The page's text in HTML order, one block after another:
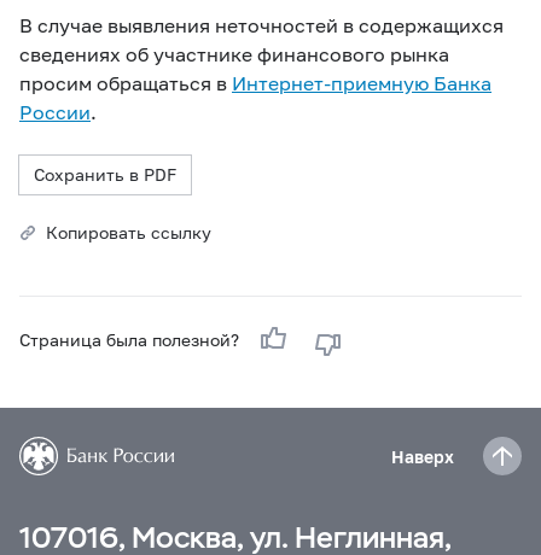
В случае выявления неточностей в содержащихся
сведениях об участнике финансового рынка
просим обращаться в Интернет-приемную Банка
России.
Сохранить в PDF
Копировать ссылку
Страница была полезной?
Наверх
107016, Москва, ул. Неглинная,